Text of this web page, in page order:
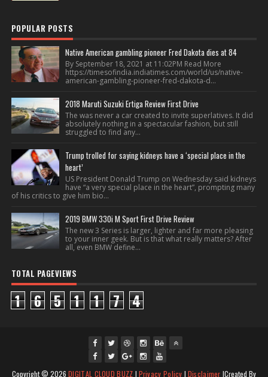
POPULAR POSTS
Native American gambling pioneer Fred Dakota dies at 84
By September 18, 2021 at 11:02PM Read More
https://timesofindia.indiatimes.com/world/us/native-
american-gambling-pioneer-fred-dakota-d...
2018 Maruti Suzuki Ertiga Review First Drive
The was never a car created to invite superlatives. It did
absolutely nothing in a spectacular fashion, but still
struggled to find any...
Trump trolled for saying kidneys have a ‘special place in the
heart’
US President Donald Trump on Wednesday said kidneys
have “a very special place in the heart”, prompting many
of his critics to give him bio...
2019 BMW 330i M Sport First Drive Review
The new 3 Series is larger, lighter and far more pleasing
to your inner geek. But is that what really matters? After
all, even BMW define...
TOTAL PAGEVIEWS
1 6 5 1 1 7 4
fac twi
gpl ins
you
Copyright ©2026DIGITAL CLOUD BUZZ | Privacy Policy | Disclaimer |Created By